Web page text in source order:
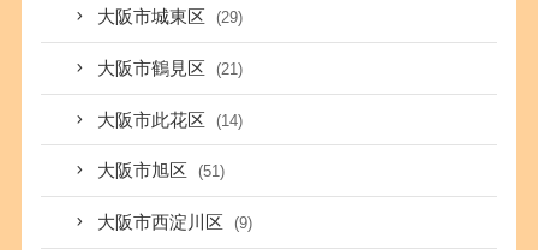
大阪市城東区 (29)
大阪市鶴見区 (21)
大阪市此花区 (14)
大阪市旭区 (51)
大阪市西淀川区 (9)